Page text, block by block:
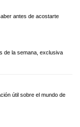
antes de acostarte
de la semana, exclusiva
útil sobre el mundo de